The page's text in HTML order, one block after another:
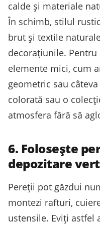
calde și materiale
În schimb, stilul
brut și textile
decorațiunile. Pentru
elemente mici, cum
geometric sau
colorată sau o
atmosfera fără să
6. Folosește
depozitare
Pereții pot găzdui
montezi rafturi,
ustensile. Eviți astfel